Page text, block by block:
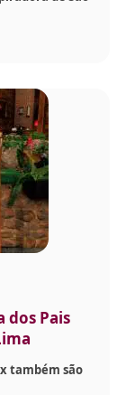
dos Pais
também são